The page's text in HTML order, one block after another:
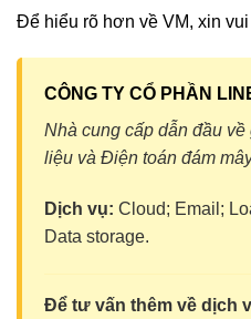
Để hiểu rõ hơn về VM, xin
CÔNG TY CỔ PHẦN
Nhà cung cấp dẫn đầu
liệu và Điện toán đám
Dịch vụ: Cloud; Email;
Data storage.
Để tư vấn thêm về dịch